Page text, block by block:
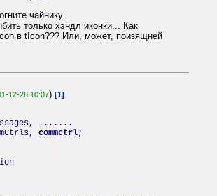
чайнику...
только хэндл иконки... Как
в tIcon??? Или, может, поизящней
12-28 10:07) [1]
.......
commctrl;